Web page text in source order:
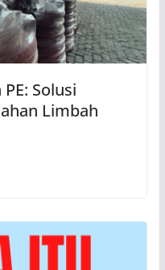
Solusi
Limbah